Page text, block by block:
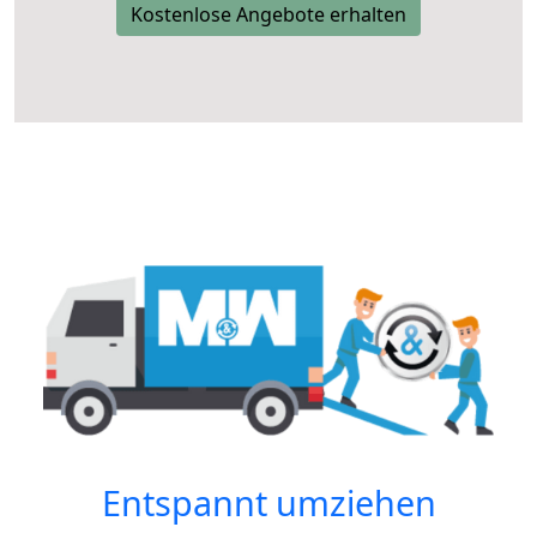
Kostenlose Angebote erhalten
Entspannt umziehen